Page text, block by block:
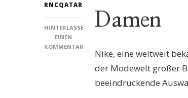
RNCQATAR
HINTERLASSE
EINEN
KOMMENTAR
SPORTLICH:
Damen
Nike, eine weltweit
der Modewelt großer
beeindruckende